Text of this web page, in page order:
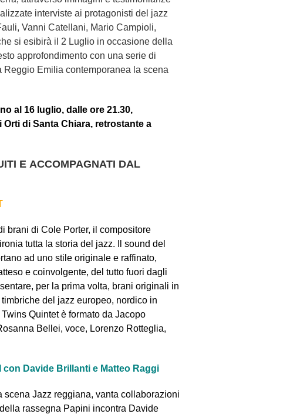
interviste ai protagonisti del jazz
Vanni Catellani, Mario Campioli,
si esibirà il 2 Luglio in occasione della
approfondimento con una serie di
Emilia contemporanea la scena
al 16 luglio, dalle ore 21.30,
di Santa Chiara, retrostante a
E ACCOMPAGNATI DAL
brani di Cole Porter, il compositore
tutta la storia del jazz. Il sound del
ad uno stile originale e raffinato,
e coinvolgente, del tutto fuori dagli
per la prima volta, brani originali in
del jazz europeo, nordico in
Twins Quintet è formato da Jacopo
Bellei, voce, Lorenzo Rotteglia,
con Davide Brillanti e Matteo Raggi
Jazz reggiana, vanta collaborazioni
rassegna Papini incontra Davide